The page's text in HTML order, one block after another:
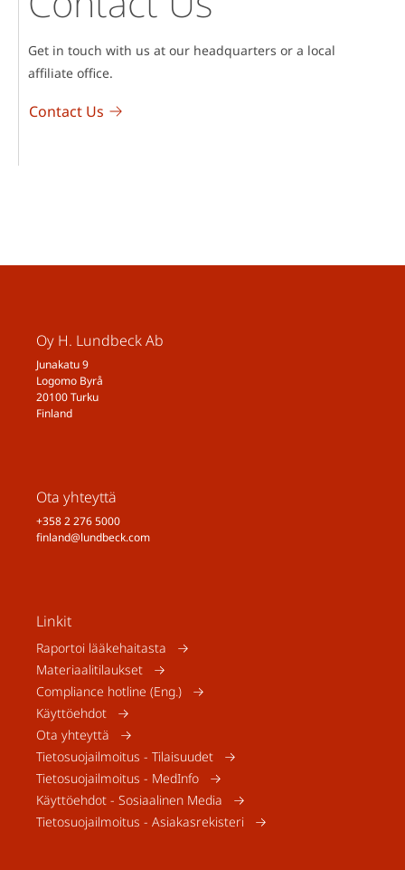
Get in touch with us at our headquarters or a local
affiliate office.
Contact Us
Oy H. Lundbeck Ab
Junakatu 9
Logomo Byrå
20100 Turku
Finland
Ota yhteyttä
+358 2 276 5000
finland@lundbeck.com
Linkit
Raportoi lääkehaitasta
Materiaalitilaukset
Compliance hotline (Eng.)
Käyttöehdot
Ota yhteyttä
Tietosuojailmoitus - Tilaisuudet
Tietosuojailmoitus - MedInfo
Käyttöehdot - Sosiaalinen Media
Tietosuojailmoitus - Asiakasrekisteri